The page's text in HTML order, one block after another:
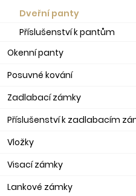
Dveřní panty
Příslušenství k pantům
Okenní panty
Posuvné kování
Zadlabací zámky
Příslušenství k zadlabacím
Vložky
Visací zámky
Lankové zámky